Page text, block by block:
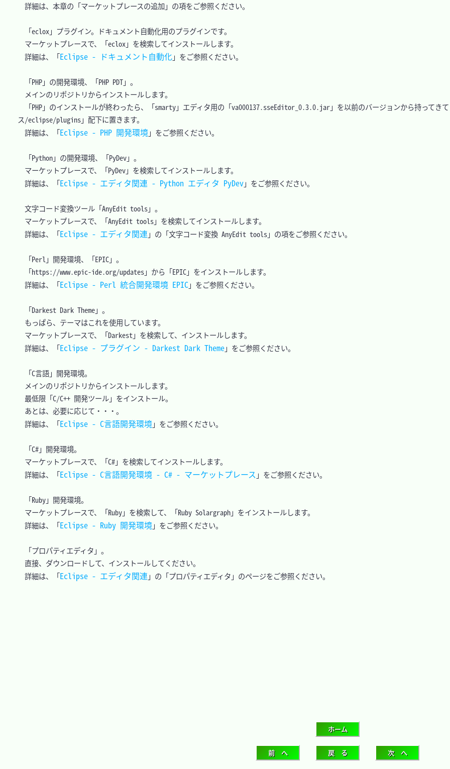
詳細は、本章の「マーケットプレースの追加」の項をご参照ください。
「eclox」プラグイン。ドキュメント自動化用のプラグインです。
マーケットプレースで、「eclox」を検索してインストールします。
詳細は、「Eclipse - ドキュメント自動化」をご参照ください。
「PHP」の開発環境、「PHP PDT」。
メインのリポジトリからインストールします。
「PHP」のインストールが終わったら、「smarty」エディタ用の「va000137.sseEditor_0.3.0.jar」を以前のバージョンから持ってき
ス/eclipse/plugins」配下に置きます。
詳細は、「Eclipse - PHP 開発環境」をご参照ください。
「Python」の開発環境、「PyDev」。
マーケットプレースで、「PyDev」を検索してインストールします。
詳細は、「Eclipse - エディタ関連 - Python エディタ PyDev」をご参照ください。
文字コード変換ツール「AnyEdit tools」。
マーケットプレースで、「AnyEdit tools」を検索してインストールします。
詳細は、「Eclipse - エディタ関連 」の「文字コード変換 AnyEdit tools」の項をご参照ください。
「Perl」開発環境、「EPIC」。
「https://www.epic-ide.org/updates」から「EPIC」をインストールします。
詳細は、「Eclipse - Perl 統合開発環境 EPIC」をご参照ください。
「Darkest Dark Theme」。
もっぱら、テーマはこれを使用しています。
マーケットプレースで、「Darkest」を検索して、インストールします。
詳細は、「Eclipse - プラグイン - Darkest Dark Theme」をご参照ください。
「C言語」開発環境。
メインのリポジトリからインストールします。
最低限「C/C++ 開発ツール」をインストール。
あとは、必要に応じて・・・。
詳細は、「Eclipse - C言語開発環境」をご参照ください。
「C#」開発環境。
マーケットプレースで、「C#」を検索してインストールします。
詳細は、「Eclipse - C言語開発環境 - C# - マーケットプレース 」をご参照ください。
「Ruby」開発環境。
マーケットプレースで、「Ruby」を検索して、「Ruby Solargraph」をインストールします。
詳細は、「Eclipse - Ruby 開発環境」をご参照ください。
「プロパティエディタ」。
直接、ダウンロードして、インストールしてください。
詳細は、「Eclipse - エディタ関連 」の「プロパティエディタ」のページをご参照ください。